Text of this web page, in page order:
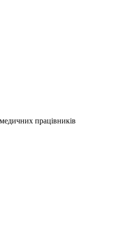
працівників